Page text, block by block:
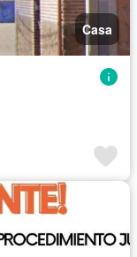
Casa